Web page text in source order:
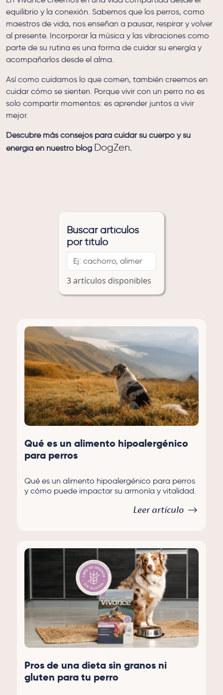
equilibrio y la conexión. Sabemos que los perros, como
maestros de vida, nos enseñan a pausar, respirar y volver
al presente. Incorporar la música y las vibraciones como
parte de su rutina es una forma de cuidar su energía y
acompañarlos desde el alma.
Así como cuidamos lo que comen, también creemos en
cuidar cómo se sienten. Porque vivir con un perro no es
solo compartir momentos: es aprender juntos a vivir
mejor.
Descubre más consejos para cuidar su cuerpo y su
energía en nuestro blog DogZen.
Buscar artículos
por título
3 artículos disponibles
Qué es un alimento hipoalergénico
para perros
Qué es un alimento hipoalergénico para perros
y cómo puede impactar su armonía y vitalidad.
Leer artículo
Pros de una dieta sin granos ni
gluten para tu perro